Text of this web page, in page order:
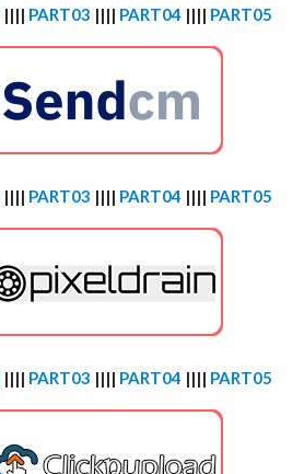
|||| PART03 |||| PART04 |||| PART05
|||| PART03 |||| PART04 |||| PART05
|||| PART03 |||| PART04 |||| PART05